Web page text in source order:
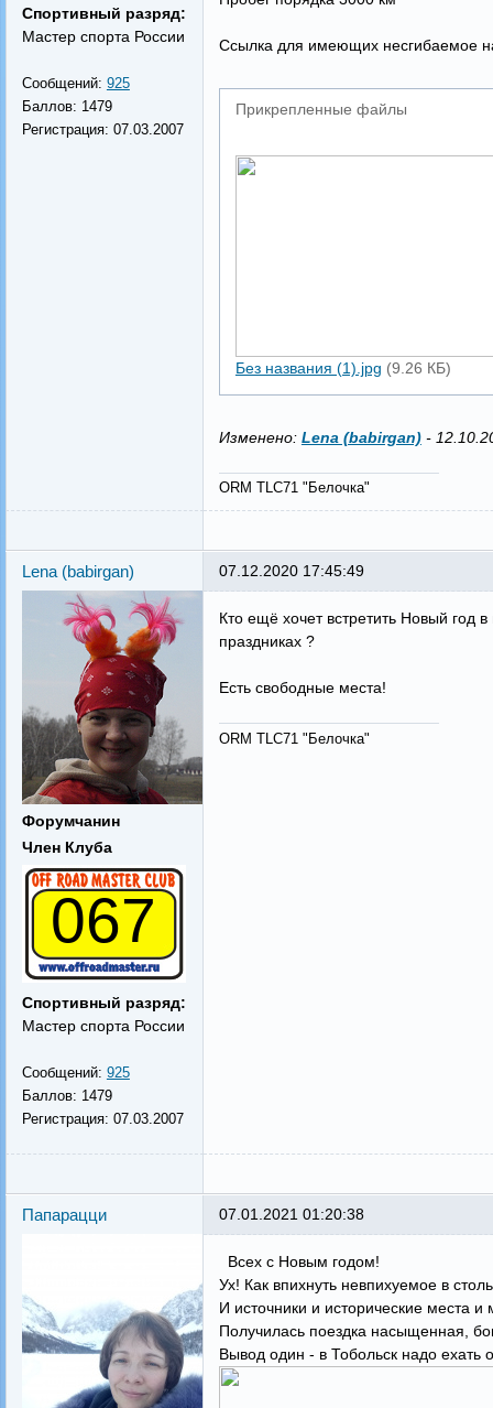
Спортивный разряд:
Мастер спорта России
Сообщений: 925
Баллов: 1479
Регистрация: 07.03.2007
Ссылка для имеющих несгибаемое
Прикрепленные файлы
Без названия (1).jpg (9.26 КБ)
Изменено: Lena (babirgan)-
ORM TLC71 "Белочка"
Lena (babirgan)
Форумчанин
Член Клуба
067
Спортивный разряд:
Мастер спорта России
Сообщений: 925
Баллов: 1479
Регистрация: 07.03.2007
07.12.2020 17:45:49
Кто ещё хочет встретить Новый год
праздниках ?
Есть свободные места!
ORM TLC71 "Белочка"
Папарацци 07.01.2021 01:20:38
Всех с Новым годом!
Ух! Как впихнуть невпихуемое в
И источники и исторические места
Получилась поездка насыщенная,
Вывод один - в Тобольск надо ехать